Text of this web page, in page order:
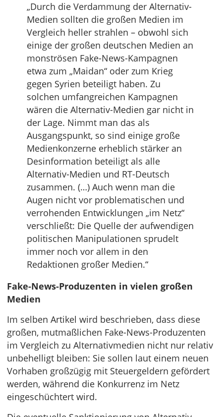
„Durch die Verdammung der Alternativ-
Medien sollten die großen Medien im
Vergleich heller strahlen – obwohl sich
einige der großen deutschen Medien an
monströsen Fake-News-Kampagnen
etwa zum „Maidan“ oder zum Krieg
gegen Syrien beteiligt haben. Zu
solchen umfangreichen Kampagnen
wären die Alternativ-Medien gar nicht in
der Lage. Nimmt man das als
Ausgangspunkt, so sind einige große
Medienkonzerne erheblich stärker an
Desinformation beteiligt als alle
Alternativ-Medien und RT-Deutsch
zusammen. (…) Auch wenn man die
Augen nicht vor problematischen und
verrohenden Entwicklungen „im Netz“
verschließt: Die Quelle der aufwendigen
politischen Manipulationen sprudelt
immer noch vor allem in den
Redaktionen großer Medien.“
Fake-News-Produzenten in vielen großen
Medien
Im selben Artikel wird beschrieben, dass diese
großen, mutmaßlichen Fake-News-Produzenten
im Vergleich zu Alternativmedien nicht nur relativ
unbehelligt bleiben: Sie sollen laut einem neuen
Vorhaben großzügig mit Steuergeldern gefördert
werden, während die Konkurrenz im Netz
eingeschüchtert wird.